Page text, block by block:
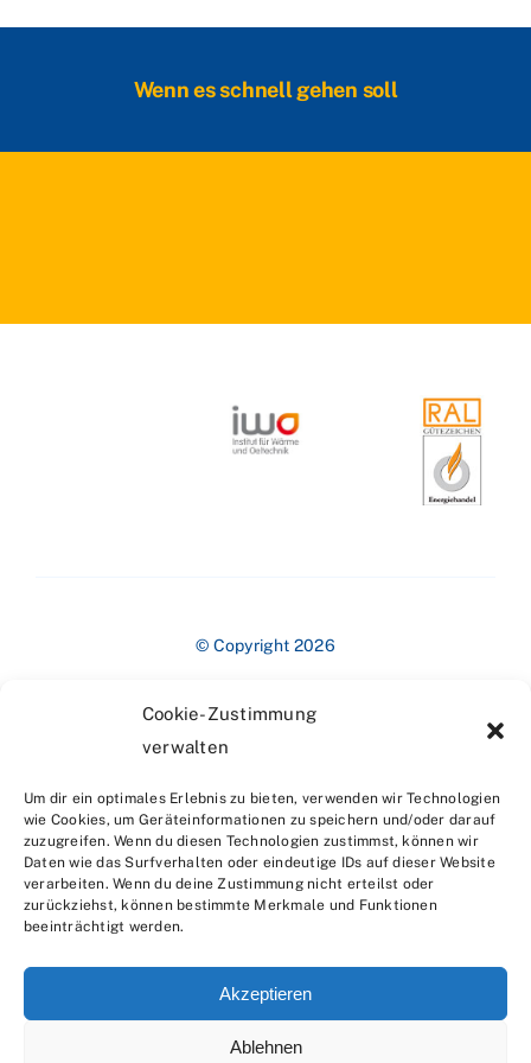
Cookie-Zustimmung
verwalten
Um dir ein optimales Erlebnis zu bieten, verwenden wir Technologien
wie Cookies, um Geräteinformationen zu speichern und/oder darauf
zuzugreifen. Wenn du diesen Technologien zustimmst, können wir
Daten wie das Surfverhalten oder eindeutige IDs auf dieser Website
verarbeiten. Wenn du deine Zustimmung nicht erteilst oder
zurückziehst, können bestimmte Merkmale und Funktionen
beeinträchtigt werden.
Akzeptieren
Ablehnen
Wenn es schnell gehen soll
© Copyright 2026
Impressum
Datenschutzerklärung